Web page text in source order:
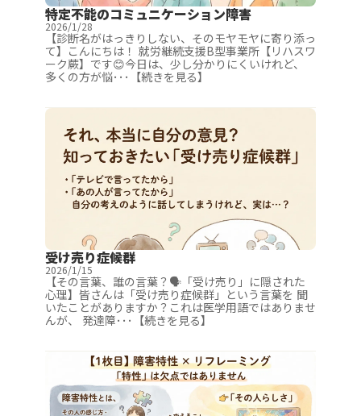
特定不能のコミュニケーション障害
2026/1/28
【診断名がはっきりしない、そのモヤモヤに寄り添っ
て】こんにちは！ 就労継続支援B型事業所【リハスワ
ーク蕨】です😊今日は、少し分かりにくいけれど、
多くの方が悩･･･【続きを見る】
受け売り症候群
2026/1/15
【その言葉、誰の言葉？🗣️「受け売り」に隠された
心理】皆さんは「受け売り症候群」という言葉を 聞
いたことがありますか？これは医学用語ではありませ
んが、 発達障･･･【続きを見る】